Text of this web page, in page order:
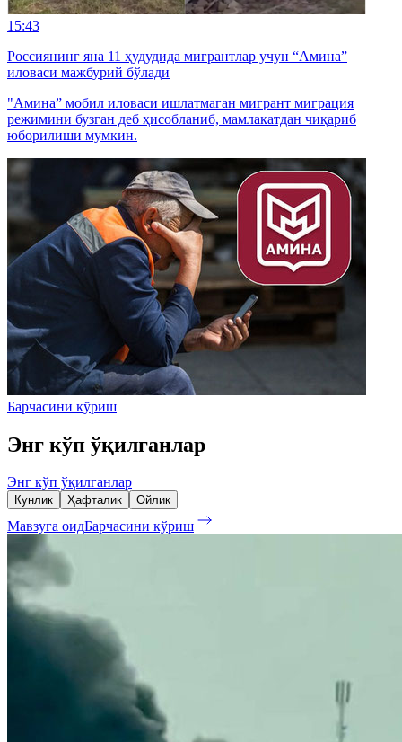
15:43
Россиянинг яна 11 ҳудудида мигрантлар учун “Амина”
иловаси мажбурий бўлади
"Амина” мобил иловаси ишлатмаган мигрант миграция
режимини бузган деб ҳисобланиб, мамлакатдан чиқариб
юборилиши мумкин.
Барчасини кўриш
Энг кўп ўқилганлар
Энг кўп ўқилганлар
Кунлик Ҳафталик Ойлик
Мавзуга оидБарчасини кўриш